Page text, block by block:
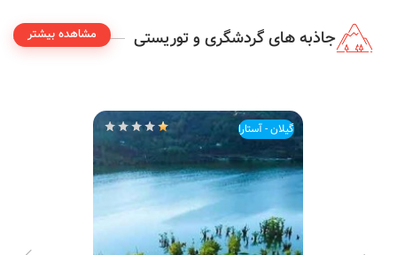
جاذبه های گردشگری و توریستی مشاهده بیشتر
گیلان - آستارا